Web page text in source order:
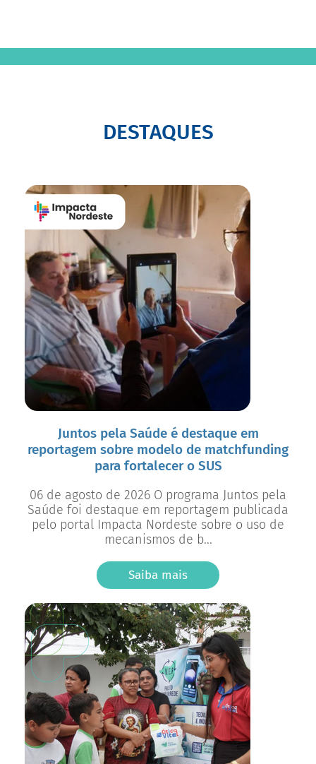
DESTAQUES
Juntos pela Saúde é destaque em
reportagem sobre modelo de matchfunding
para fortalecer o SUS
06 de agosto de 2026 O programa Juntos pela
Saúde foi destaque em reportagem publicada
pelo portal Impacta Nordeste sobre o uso de
mecanismos de b...
Saiba mais